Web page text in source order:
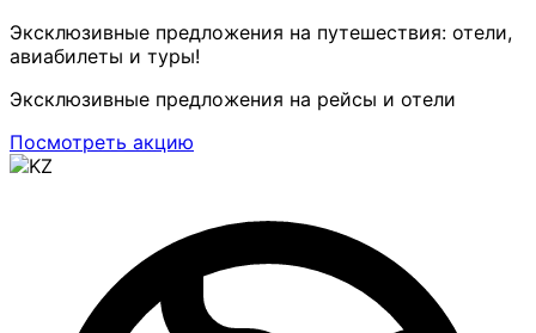
Эксклюзивные предложения на путешествия: отели,
авиабилеты и туры!
Эксклюзивные предложения на рейсы и отели
Посмотреть акцию